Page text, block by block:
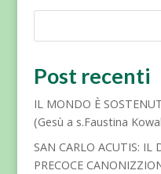
Post recenti
IL MONDO È
(Gesù a s.Faustina
SAN CARLO ACUTIS: IL
PRECOCE